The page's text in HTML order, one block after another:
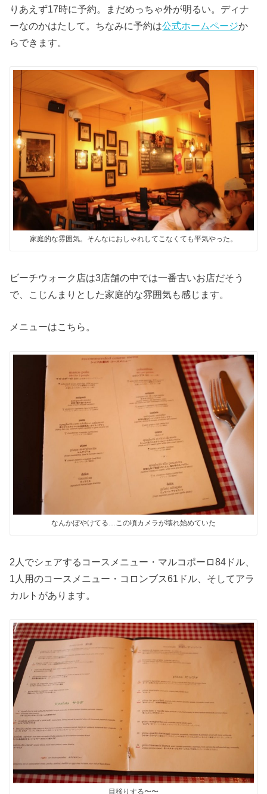
りあえず17時に予約。まだめっちゃ外が明るい。ディナ
ーなのかはたして。ちなみに予約は公式ホームページか
らできます。
家庭的な雰囲気。そんなにおしゃれしてこなくても平気やった。
ビーチウォーク店は3店舗の中では一番古いお店だそう
で、こじんまりとした家庭的な雰囲気も感じます。
メニューはこちら。
なんかぼやけてる…この頃カメラが壊れ始めていた
2人でシェアするコースメニュー・マルコポーロ84ドル、
1人用のコースメニュー・コロンブス61ドル、そしてアラ
カルトがあります。
目移りする〜〜